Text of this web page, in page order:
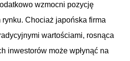
wzmocni pozycję
rynku. Chociaż japońska firma
wartościami, rosnąca
inwestorów może wpłynąć na